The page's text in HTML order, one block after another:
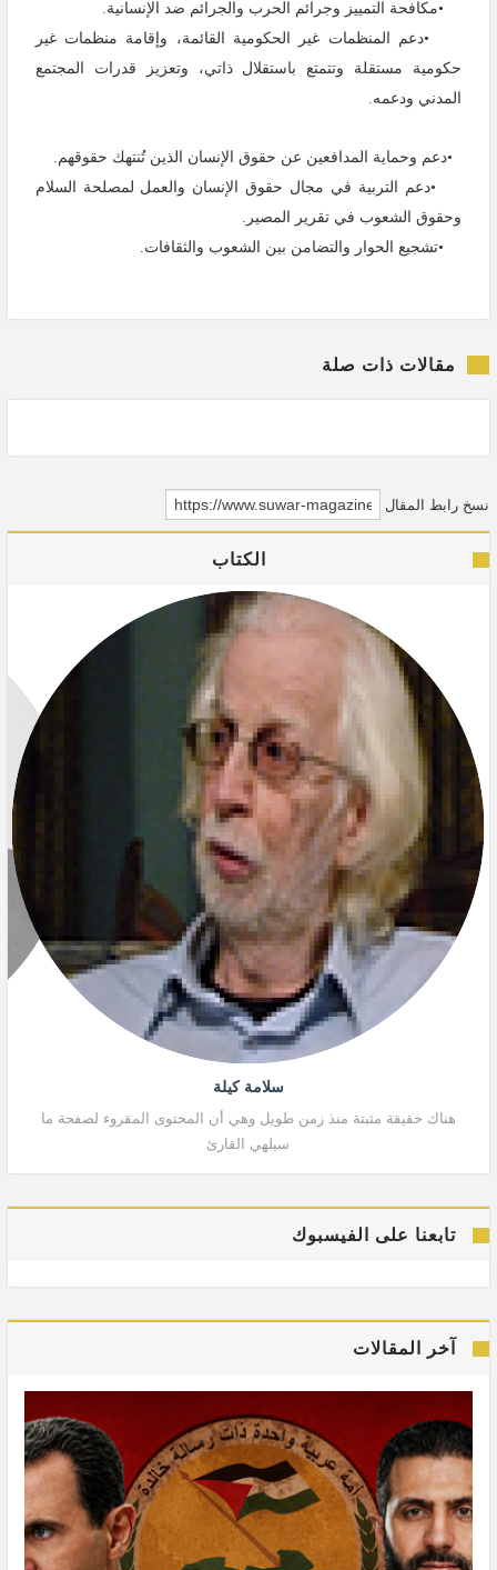
•مكافحة التمييز وجرائم الحرب والجرائم ضد الإنسانية
•دعم المنظمات غير الحكومية القائمة، وإقامة منظمات غير
حكومية مستقلة وتتمتع باستقلال ذاتي، وتعزيز قدرات المجتمع
المدني ودعمه.
•دعم وحماية المدافعين عن حقوق الإنسان الذين تُنتهك حقوقهم
•دعم التربية في مجال حقوق الإنسان والعمل لمصلحة السلام
وحقوق الشعوب في تقرير المصير
•تشجيع الحوار والتضامن بين الشعوب والثقافات
مقالات ذات صلة
نسخ رابط المقال
الكتاب
سلامة كيلة
هناك حقيقة مثبتة منذ زمن طويل وهي أن المحتوى المقروء لصفحة ما
سيلهي القارئ
تابعنا على الفيسبوك
آخر المقالات